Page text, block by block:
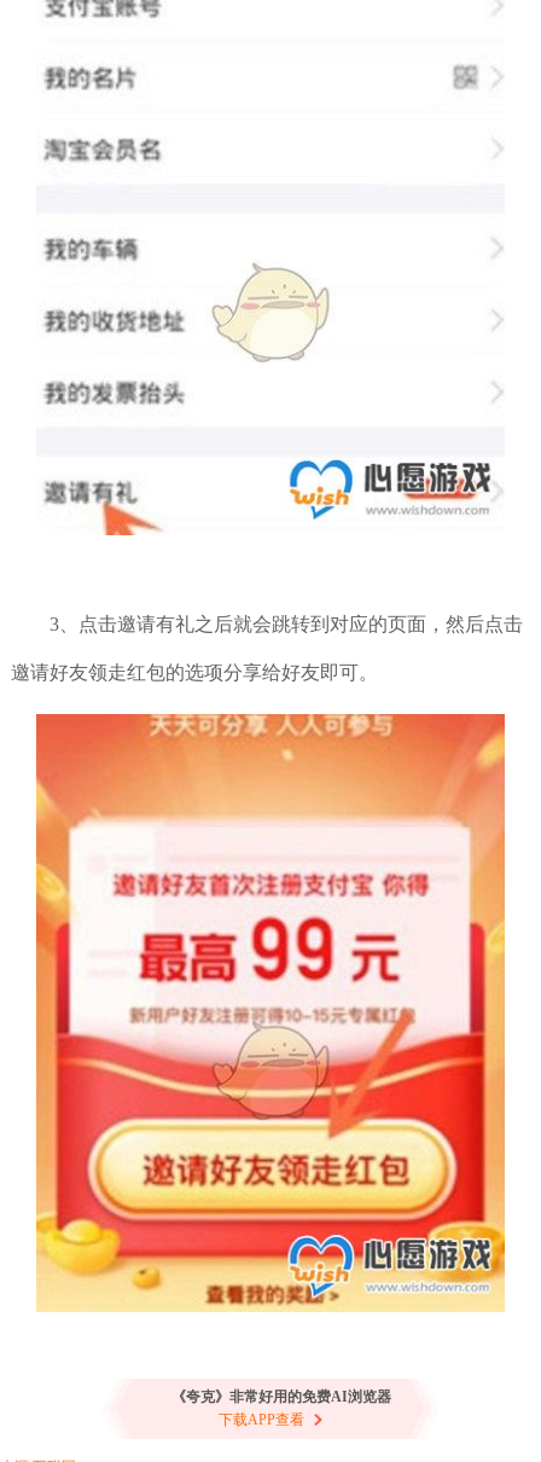
3、点击邀请有礼之后就会跳转到对应的页面，然后点击
邀请好友领走红包的选项分享给好友即可。
《夸克》非常好用的免费AI浏览器
下载APP查看